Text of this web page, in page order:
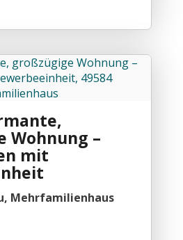
Wohnung –
mit
Mehrfamilienhaus